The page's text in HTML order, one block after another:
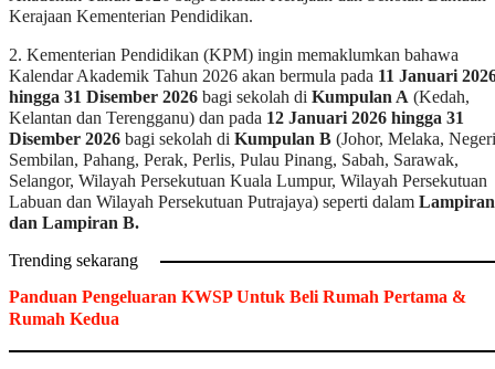
Kerajaan Kementerian Pendidikan.
2. Kementerian Pendidikan (KPM) ingin memaklumkan bahawa
Kalendar Akademik Tahun 2026 akan bermula pada 11 Januari
hingga 31 Disember 2026 bagi sekolah di Kumpulan A (Kedah,
Kelantan dan Terengganu) dan pada 12 Januari 2026 hingga 31
Disember 2026 bagi sekolah di Kumpulan B (Johor, Melaka, Negeri
Sembilan, Pahang, Perak, Perlis, Pulau Pinang, Sabah, Sarawak,
Selangor, Wilayah Persekutuan Kuala Lumpur, Wilayah Persekutuan
Labuan dan Wilayah Persekutuan Putrajaya) seperti dalam
dan Lampiran B.
Trending sekarang
Panduan Pengeluaran KWSP Untuk Beli Rumah Pertama &
Rumah Kedua